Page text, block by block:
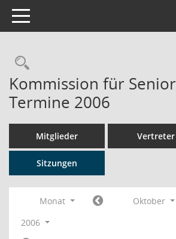
Toggle navigation
Rechercheauswahl
Kommission für
Termine 2006
Mitglieder Vertreter
Sitzungen
Monat
Oktober
2006